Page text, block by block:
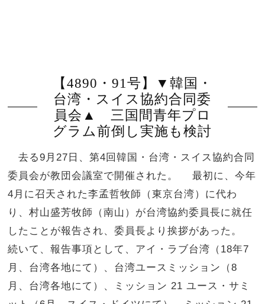
【4890・91号】▼韓国・
台湾・スイス協約合同委
員会▲ 三国間青年プロ
グラム前倒し実施も検討
去る9月27日、第4回韓国・台湾・スイス協約合同
委員会が教団会議室で開催された。 最初に、今年
4月に召天された李孟哲牧師（東京台湾）に代わ
り、村山盛芳牧師（南山）が台湾協約委員長に就任
したことが報告され、委員長より挨拶があった。
続いて、報告事項として、アイ・ラブ台湾（18年7
月、台湾各地にて）、台湾ユースミッション（8
月、台湾各地にて）、ミッション 21 ユース・サミ